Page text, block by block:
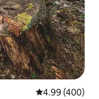
Calificación
4.99 (400)